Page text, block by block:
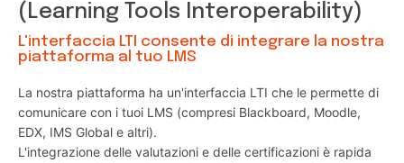
(Learning Tools Interoperability)
L'interfaccia LTI consente di integrare la nostra
piattaforma al tuo LMS
La nostra piattaforma ha un'interfaccia LTI che le permette di
comunicare con i tuoi LMS (compresi Blackboard, Moodle,
EDX, IMS Global e altri).
L'integrazione delle valutazioni e delle certificazioni è rapida